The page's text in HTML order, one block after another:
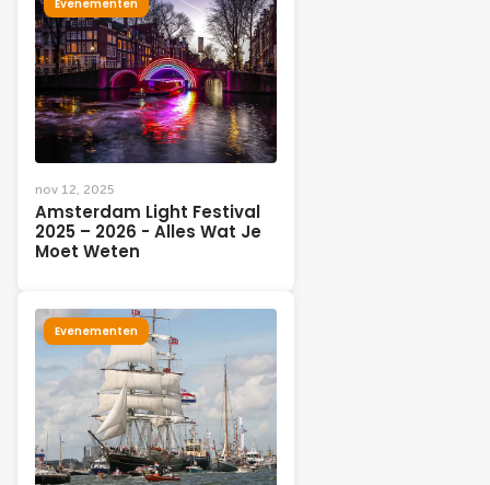
Evenementen
nov 12, 2025
Amsterdam Light Festival
2025 – 2026 - Alles Wat Je
Moet Weten
Evenementen